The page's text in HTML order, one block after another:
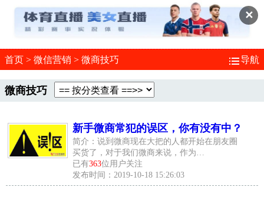
✕
首页 > 微信营销 > 微商技巧 导航
微商技巧
新手微商常犯的误区，你有没有中？
简介：说到微商现在大把的人都开始在朋友圈
买货了，对于我们微商来说，作为…
已有363位用户关注
发布时间：2019-10-18 15:26:03